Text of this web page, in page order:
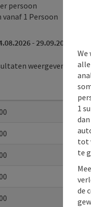
persoon
vanaf 1 Persoon
- 29.09.2026)
weergeven
We
1
tot
te
de